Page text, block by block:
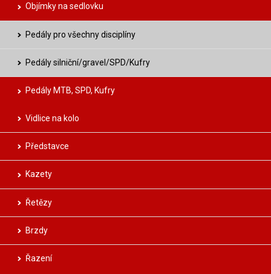
Objímky na sedlovku
Pedály pro všechny disciplíny
Pedály silniční/gravel/SPD/Kufry
Pedály MTB, SPD, Kufry
Vidlice na kolo
Představce
Kazety
Řetězy
Brzdy
Řazení